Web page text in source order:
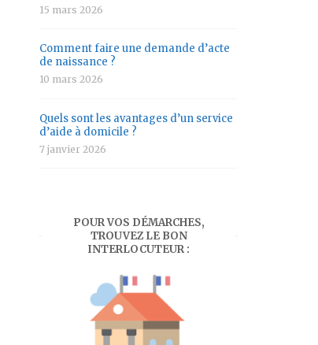
15 mars 2026
Comment faire une demande d’acte
de naissance ?
10 mars 2026
Quels sont les avantages d’un service
d’aide à domicile ?
7 janvier 2026
POUR VOS DÉMARCHES,
TROUVEZ LE BON
INTERLOCUTEUR :